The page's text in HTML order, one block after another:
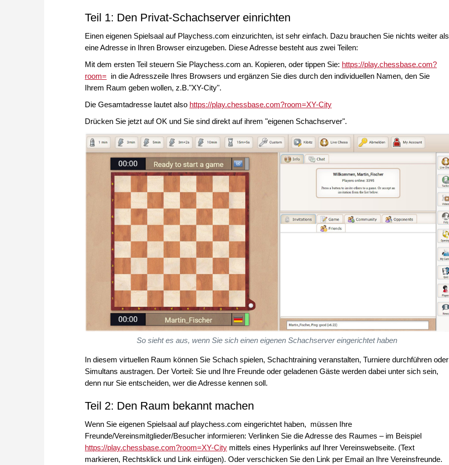
Teil 1: Den Privat-Schachserver einrichten
Einen eigenen Spielsaal auf Playchess.com einzurichten, ist sehr einfach. Dazu brauchen Sie nichts weiter als
eine Adresse in Ihren Browser einzugeben. Diese Adresse besteht aus zwei Teilen:
Mit dem ersten Teil steuern Sie Playchess.com an. Kopieren, oder tippen Sie: https://play.chessbase.com?
room= in die Adresszeile Ihres Browsers und ergänzen Sie dies durch den individuellen Namen, den Sie
Ihrem Raum geben wollen, z.B."XY-City".
Die Gesamtadresse lautet also https://play.chessbase.com?room=XY-City
Drücken Sie jetzt auf OK und Sie sind direkt auf ihrem "eigenen Schachserver".
So sieht es aus, wenn Sie sich einen eigenen Schachserver eingerichtet haben
In diesem virtuellen Raum können Sie Schach spielen, Schachtraining veranstalten, Turniere durchführen oder
Simultans austragen. Der Vorteil: Sie und Ihre Freunde oder geladenen Gäste werden dabei unter sich sein,
denn nur Sie entscheiden, wer die Adresse kennen soll.
Teil 2: Den Raum bekannt machen
Wenn Sie eigenen Spielsaal auf playchess.com eingerichtet haben, müssen Ihre
Freunde/Vereinsmitglieder/Besucher informieren: Verlinken Sie die Adresse des Raumes – im Beispiel
https://play.chessbase.com?room=XY-City mittels eines Hyperlinks auf Ihrer Vereinswebseite. (Text
markieren, Rechtsklick und Link einfügen). Oder verschicken Sie den Link per Email an Ihre Vereinsfreunde.